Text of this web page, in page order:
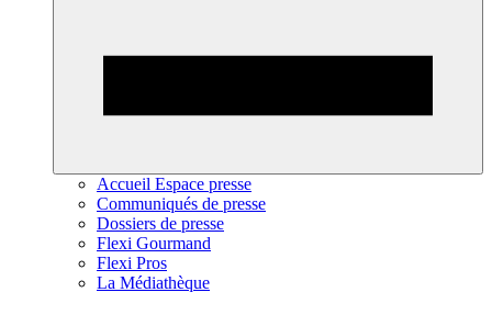
Accueil Espace presse
Communiqués de presse
Dossiers de presse
Flexi Gourmand
Flexi Pros
La Médiathèque